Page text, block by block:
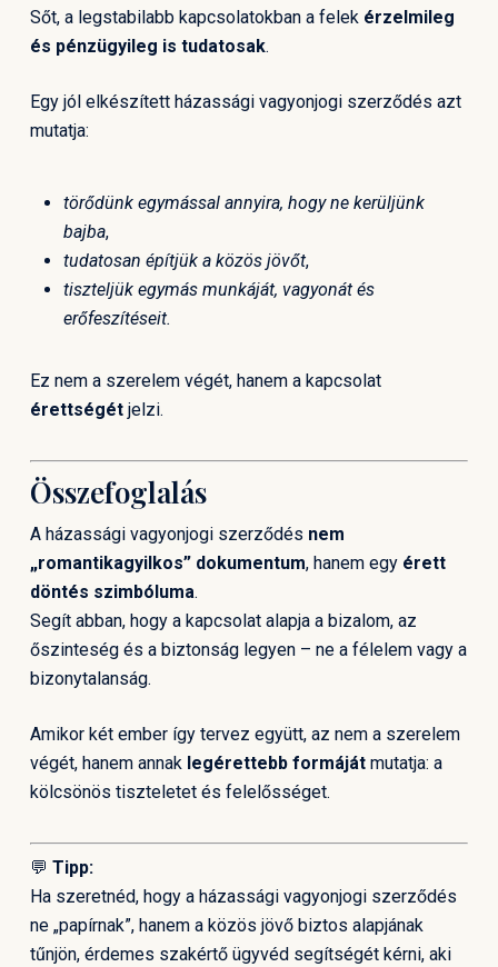
Sőt, a legstabilabb kapcsolatokban a felek érzelmileg
és pénzügyileg is tudatosak.
Egy jól elkészített házassági vagyonjogi szerződés azt
mutatja:
törődünk egymással annyira, hogy ne kerüljünk
bajba,
tudatosan építjük a közös jövőt,
tiszteljük egymás munkáját, vagyonát és
erőfeszítéseit.
Ez nem a szerelem végét, hanem a kapcsolat
érettségétjelzi.
Összefoglalás
A házassági vagyonjogi szerződés nem
„romantikagyilkos” dokumentum, hanem egy érett
döntés szimbóluma.
Segít abban, hogy a kapcsolat alapja a bizalom, az
őszinteség és a biztonság legyen – ne a félelem vagy a
bizonytalanság.
Amikor két ember így tervez együtt, az nem a szerelem
végét, hanem annak legérettebb formájátmutatja: a
kölcsönös tiszteletet és felelősséget.
💬 Tipp:
Ha szeretnéd, hogy a házassági vagyonjogi szerződés
ne „papírnak”, hanem a közös jövő biztos alapjának
tűnjön, érdemes szakértő ügyvéd segítségét kérni, aki